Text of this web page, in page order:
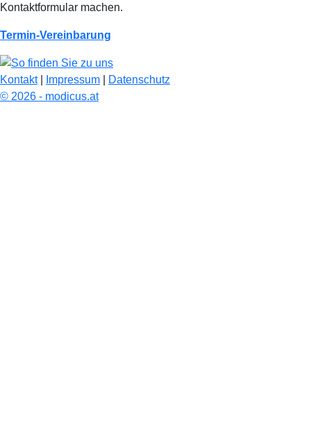
Kontaktformular machen.
Termin-Vereinbarung
Kontakt| Impressum
Datenschutz
© 2026 - modicus.at